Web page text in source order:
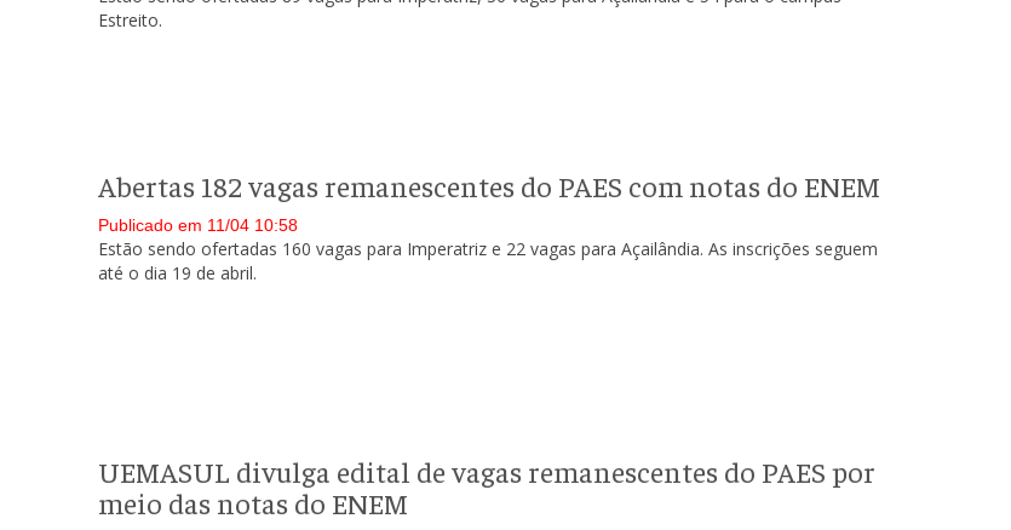
Estreito.
Abertas 182 vagas remanescentes do PAES com notas do ENEM
Publicado em 11/04 10:58
Estão sendo ofertadas 160 vagas para Imperatriz e 22 vagas para Açailândia. As inscrições seguem
até o dia 19 de abril.
UEMASUL divulga edital de vagas remanescentes do PAES por
meio das notas do ENEM